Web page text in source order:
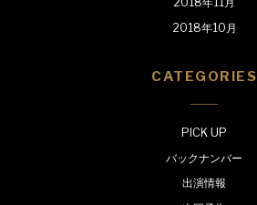
2018年10月
CATEGORIES
PICK UP
バックナンバー
出演情報